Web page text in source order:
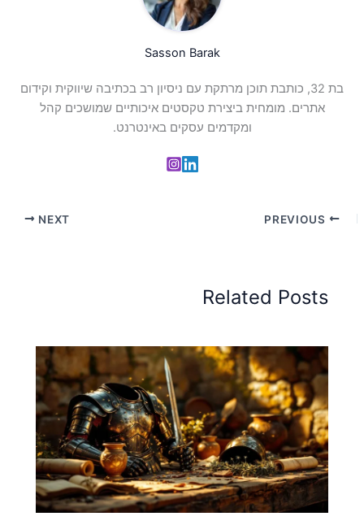
Sasson Barak
בת 32, כותבת תוכן מרתקת עם ניסיון רב בכתיבה שיווקית וקידום
אתרים. מומחית ביצירת טקסטים איכותיים שמושכים קהל
ומקדמים עסקים באינטרנט.
NEXT
Related Posts